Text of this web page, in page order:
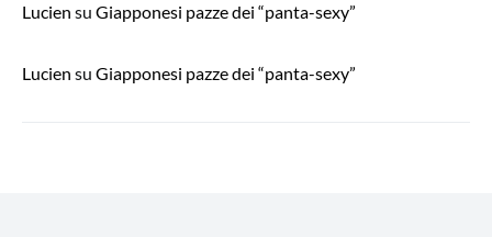
Lucien su Giapponesi pazze dei “panta-sexy”
Lucien su Giapponesi pazze dei “panta-sexy”